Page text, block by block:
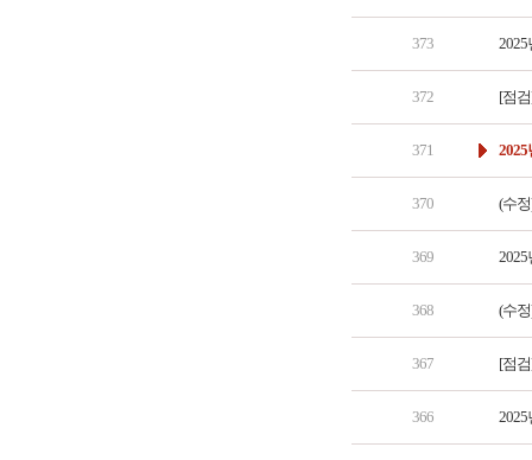
373 2025
372 [점
371 2025
370 (수
369 2025
368 (수
367 [점
366 2025